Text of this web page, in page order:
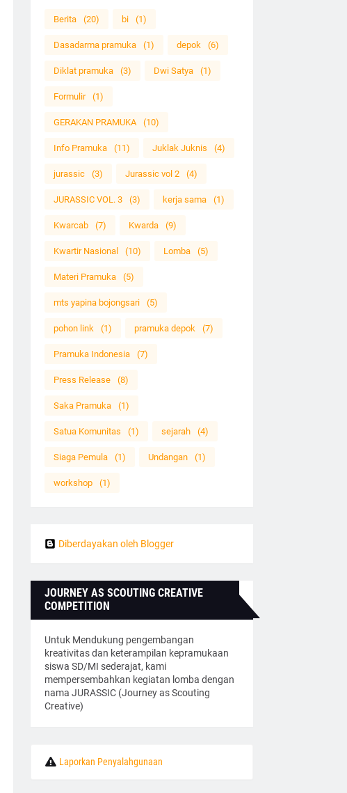
Berita (20) bi (1)
Dasadarma pramuka (1) depok (6)
Diklat pramuka (3) Dwi Satya (1)
Formulir (1)
GERAKAN PRAMUKA (10)
Info Pramuka (11) Juklak Juknis (4)
jurassic (3) Jurassic vol 2 (4)
JURASSIC VOL. 3 (3) kerja sama (1)
Kwarcab (7) Kwarda (9)
Kwartir Nasional (10) Lomba (5)
Materi Pramuka (5)
mts yapina bojongsari (5)
pohon link (1) pramuka depok (7)
Pramuka Indonesia (7)
Press Release (8)
Saka Pramuka (1)
Satua Komunitas (1) sejarah (4)
Siaga Pemula (1) Undangan (1)
workshop (1)
Diberdayakan oleh Blogger
JOURNEY AS SCOUTING CREATIVE
COMPETITION
Untuk Mendukung pengembangan
kreativitas dan keterampilan kepramukaan
siswa SD/MI sederajat, kami
mempersembahkan kegiatan lomba dengan
nama JURASSIC (Journey as Scouting
Creative)
Laporkan Penyalahgunaan